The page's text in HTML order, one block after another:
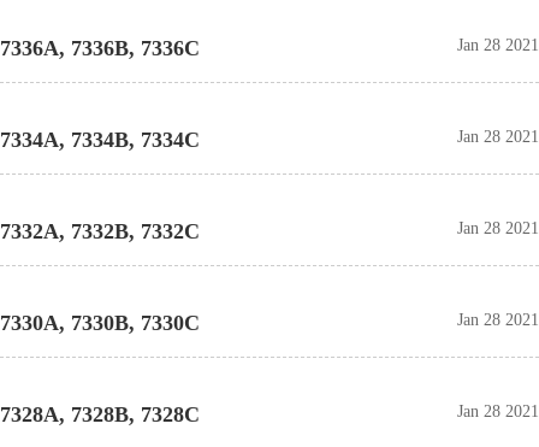
7336A, 7336B, 7336C Jan 28 2021
7334A, 7334B, 7334C Jan 28 2021
7332A, 7332B, 7332C Jan 28 2021
7330A, 7330B, 7330C Jan 28 2021
7328A, 7328B, 7328C Jan 28 2021